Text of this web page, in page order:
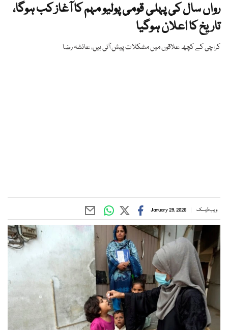
رواں سال کی پہلی قومی پولیو مہم کا آغاز کب ہوگا،
تاریخ کا اعلان ہوگیا
کراچی کے کچھ علاقوں میں مشکلات پیش آتی ہیں، عائشہ رضا
ویب ڈیسک January 29, 2026